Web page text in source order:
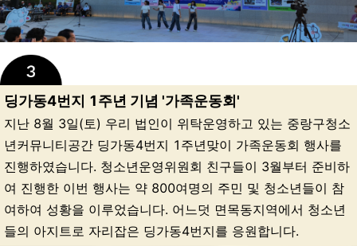
딩가동4번지 1주년 기념 '가족운동회'
지난 8월 3일(토) 우리 법인이 위탁운영하고 있는 중랑구청소
년커뮤니티공간 딩가동4번지 1주년맞이 가족운동회 행사를
진행하였습니다. 청소년운영위원회 친구들이 3월부터 준비하
여 진행한 이번 행사는 약 800여명의 주민 및 청소년들이 참
여하여 성황을 이루었습니다. 어느덧 면목동지역에서 청소년
들의 아지트로 자리잡은 딩가동4번지를 응원합니다.